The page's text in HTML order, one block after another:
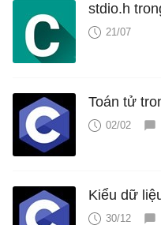
stdio.h
21/07
Toán tử
02/02
Kiểu dữ
30/12